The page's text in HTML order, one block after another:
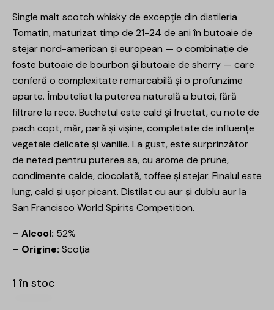
Single malt scotch whisky de excepție din distileria
Tomatin, maturizat timp de 21-24 de ani în butoaie de
stejar nord-american și european — o combinație de
foste butoaie de bourbon și butoaie de sherry — care
conferă o complexitate remarcabilă și o profunzime
aparte. Îmbuteliat la puterea naturală a butoi, fără
filtrare la rece. Buchetul este cald și fructat, cu note de
pach copt, măr, pară și vișine, completate de influențe
vegetale delicate și vanilie. La gust, este surprinzător
de neted pentru puterea sa, cu arome de prune,
condimente calde, ciocolată, toffee și stejar. Finalul este
lung, cald și ușor picant. Distilat cu aur și dublu aur la
San Francisco World Spirits Competition.
– Alcool: 52%
– Origine: Scoția
1 în stoc